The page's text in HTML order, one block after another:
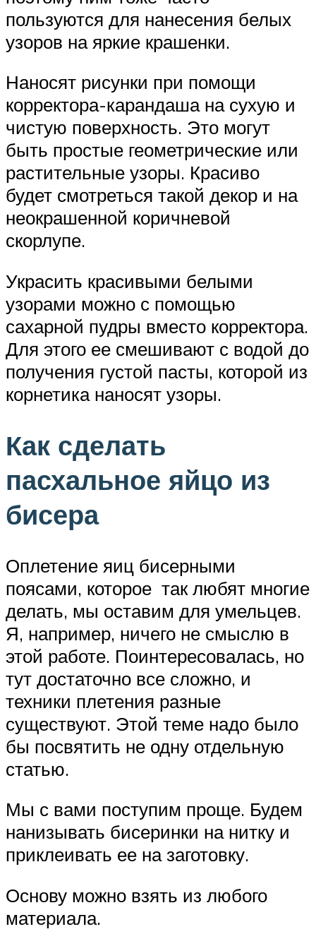
пользуются для нанесения белых
узоров на яркие крашенки.
Наносят рисунки при помощи
корректора-карандаша на сухую и
чистую поверхность. Это могут
быть простые геометрические или
растительные узоры. Красиво
будет смотреться такой декор и на
неокрашенной коричневой
скорлупе.
Украсить красивыми белыми
узорами можно с помощью
сахарной пудры вместо корректора.
Для этого ее смешивают с водой до
получения густой пасты, которой из
корнетика наносят узоры.
Как сделать
пасхальное яйцо из
бисера
Оплетение яиц бисерными
поясами, которое так любят многие
делать, мы оставим для умельцев.
Я, например, ничего не смыслю в
этой работе. Поинтересовалась, но
тут достаточно все сложно, и
техники плетения разные
существуют. Этой теме надо было
бы посвятить не одну отдельную
статью.
Мы с вами поступим проще. Будем
нанизывать бисеринки на нитку и
приклеивать ее на заготовку.
Основу можно взять из любого
материала.